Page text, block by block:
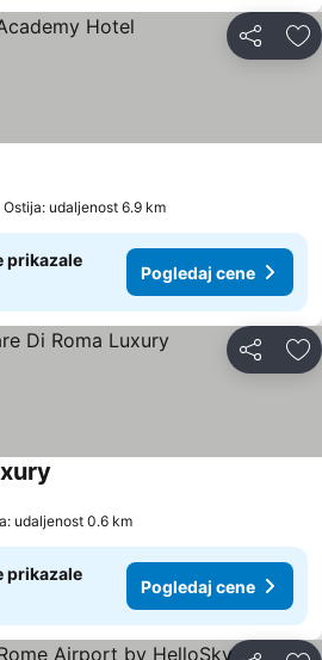
Deli
Ostija: udaljenost 6.9 km
prikazale
Pogledaj cene
Deli
udaljenost 0.6 km
prikazale
Pogledaj cene